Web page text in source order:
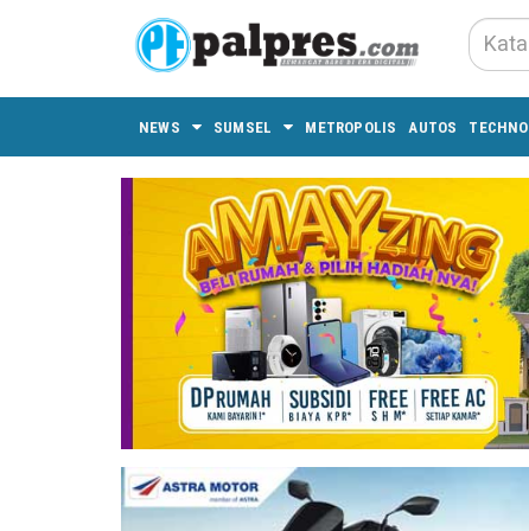
NEWS SUMSEL METROPOLIS AUTOS TECHNO